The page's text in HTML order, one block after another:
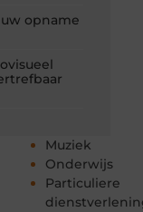
Muziek
Onderwijs
Particuliere
opname